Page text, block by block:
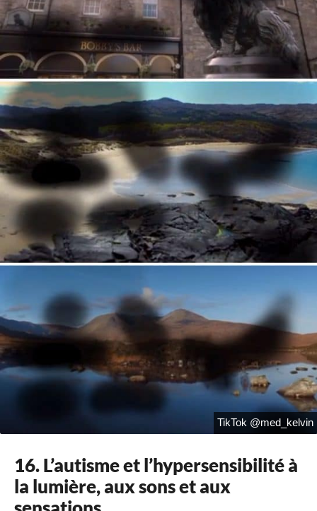
TikTok @med_kelvin
16. L’autisme et l’hypersensibilité à
la lumière, aux sons et aux